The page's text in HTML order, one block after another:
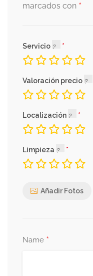
marcados con *
Servicio
Valoración precio
Localización
Limpieza
Añadir Fotos
Name *